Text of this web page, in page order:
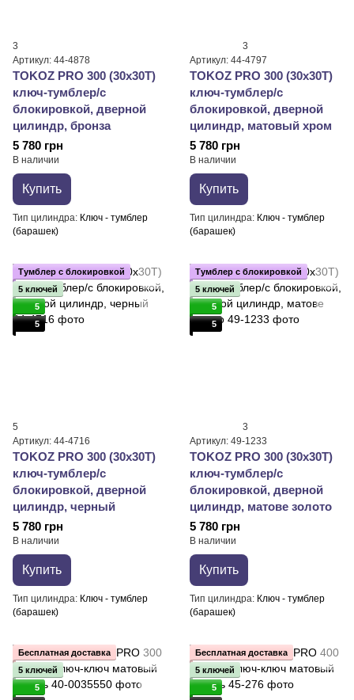
3
Артикул: 44-4878
TOKOZ PRO 300 (30x30T)
ключ-тумблер/с
блокировкой, дверной
цилиндр, бронза
5 780 грн
В наличии
Купить
Тип цилиндра Ключ - тумблер
(барашек)
3
Артикул: 44-4797
TOKOZ PRO 300 (30x30T)
ключ-тумблер/с
блокировкой, дверной
цилиндр, матовый хром
5 780 грн
В наличии
Купить
Тип цилиндра Ключ - тумблер
(барашек)
Тумблер с блокировкой
5 ключей
5
5
5
Артикул: 44-4716
TOKOZ PRO 300 (30x30T)
ключ-тумблер/с
блокировкой, дверной
цилиндр, черный
5 780 грн
В наличии
Купить
Тип цилиндра Ключ - тумблер
(барашек)
Тумблер с блокировкой
5 ключей
5
5
3
Артикул: 49-1233
TOKOZ PRO 300 (30x30T)
ключ-тумблер/с
блокировкой, дверной
цилиндр, матове золото
5 780 грн
В наличии
Купить
Тип цилиндра Ключ - тумблер
(барашек)
Бесплатная доставка
5 ключей
5
Бесплатная доставка
5 ключей
5